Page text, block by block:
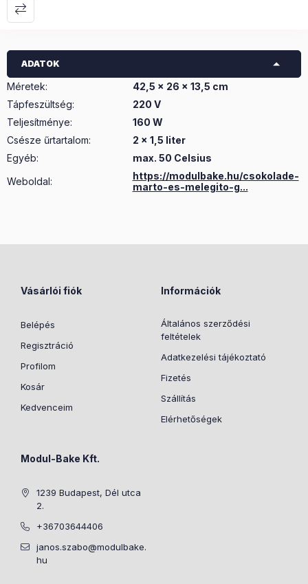
ADATOK
Méretek:
42,5 x 26 x 13,5 cm
Tápfeszültség:
220 V
Teljesítménye:
160 W
Csésze űrtartalom:
2 x 1,5 liter
Egyéb:
max. 50 Celsius
Weboldal:
https://modulbake.hu/csokolade-
marto-es-melegito-g...
Vásárlói fiók
Belépés
Regisztráció
Profilom
Kosár
Kedvenceim
Információk
Általános szerződési
feltételek
Adatkezelési tájékoztató
Fizetés
Szállítás
Elérhetőségek
Modul-Bake Kft.
1239 Budapest, Dél utca
2.
+36703644406
janos.szabo@modulbake.
hu